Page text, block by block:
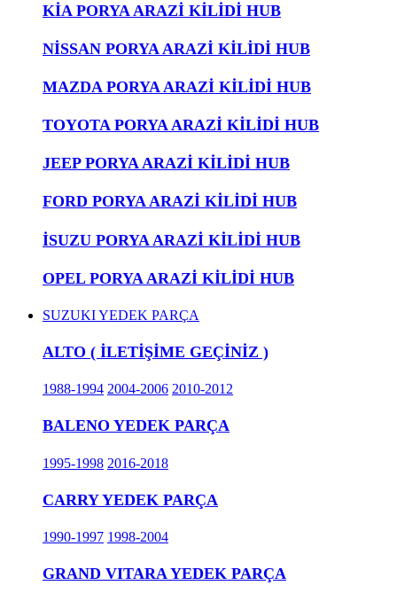
KİA PORYA ARAZİ KİLİDİ HUB
NİSSAN PORYA ARAZİ KİLİDİ HUB
MAZDA PORYA ARAZİ KİLİDİ HUB
TOYOTA PORYA ARAZİ KİLİDİ HUB
JEEP PORYA ARAZİ KİLİDİ HUB
FORD PORYA ARAZİ KİLİDİ HUB
İSUZU PORYA ARAZİ KİLİDİ HUB
OPEL PORYA ARAZİ KİLİDİ HUB
SUZUKI YEDEK PARÇA
ALTO ( İLETİŞİME GEÇİNİZ )
1988-1994 2004-2006 2010-2012
BALENO YEDEK PARÇA
1995-1998 2016-2018
CARRY YEDEK PARÇA
1990-1997 1998-2004
GRAND VITARA YEDEK PARÇA